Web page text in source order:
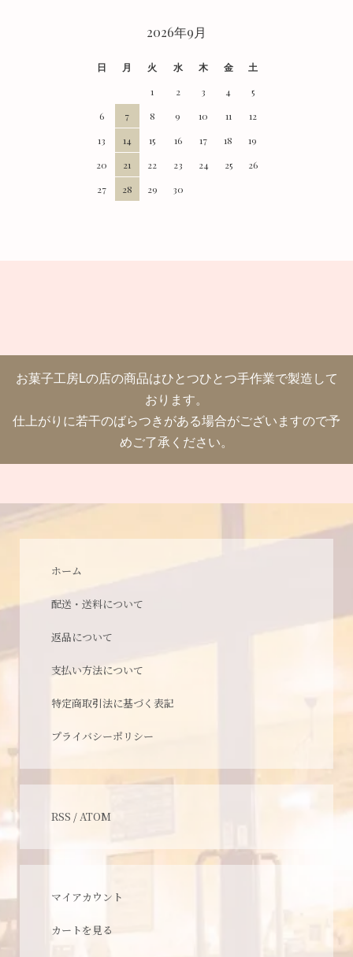
2026年9月
日 月 火 水 木 金
土
1
2 3 4
5
6
7 8 9 10 11
12
13
14 15 16 17 18
19
20
21 22 23 24 25
26
27
28 29 30
お菓子工房Lの店の商品はひとつひとつ手作業で製造して
おります。
仕上がりに若干のばらつきがある場合がございますので予
めご了承ください。
ホーム
配送・送料について
返品について
支払い方法について
特定商取引法に基づく表記
プライバシーポリシー
RSS /ATOM
マイアカウント
カートを見る